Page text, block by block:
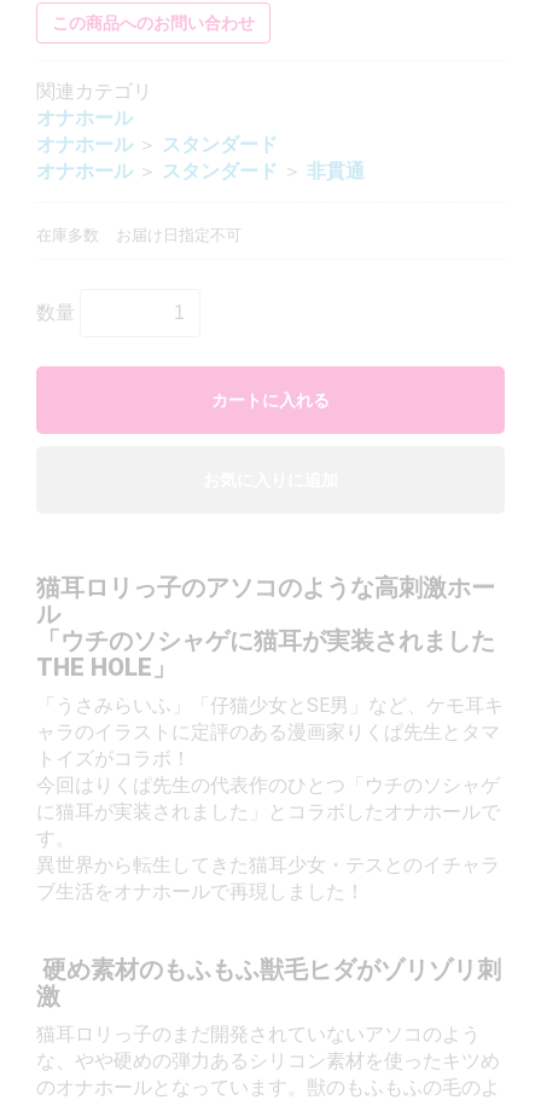
この商品へのお問い合わせ
関連カテゴリ
オナホール
オナホール ＞ スタンダード
オナホール ＞ スタンダード ＞ 非貫通
在庫多数 お届け日指定不可
数量
カートに入れる
猫耳ロリっ子のアソコのような高刺激ホー
ル
「ウチのソシャゲに猫耳が実装されました
THE HOLE」
「うさみらいふ」「仔猫少女とSE男」など、ケモ耳キ
ャラのイラストに定評のある漫画家りくぱ先生とタマ
トイズがコラボ！
今回はりくぱ先生の代表作のひとつ「ウチのソシャゲ
に猫耳が実装されました」とコラボしたオナホールで
す。
異世界から転生してきた猫耳少女・テスとのイチャラ
ブ生活をオナホールで再現しました！
硬め素材のもふもふ獣毛ヒダがゾリゾリ刺
激
猫耳ロリっ子のまだ開発されていないアソコのよう
な、やや硬めの弾力あるシリコン素材を使ったキツめ
のオナホールとなっています。獣のもふもふの毛のよ